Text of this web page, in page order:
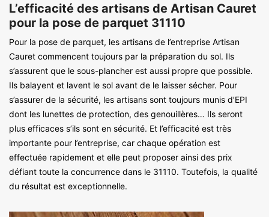
L’efficacité des artisans de Artisan Cauret
pour la pose de parquet 31110
Pour la pose de parquet, les artisans de l’entreprise Artisan
Cauret commencent toujours par la préparation du sol. Ils
s’assurent que le sous-plancher est aussi propre que possible.
Ils balayent et lavent le sol avant de le laisser sécher. Pour
s’assurer de la sécurité, les artisans sont toujours munis d’EPI
dont les lunettes de protection, des genouillères… Ils seront
plus efficaces s’ils sont en sécurité. Et l’efficacité est très
importante pour l’entreprise, car chaque opération est
effectuée rapidement et elle peut proposer ainsi des prix
défiant toute la concurrence dans le 31110. Toutefois, la qualité
du résultat est exceptionnelle.